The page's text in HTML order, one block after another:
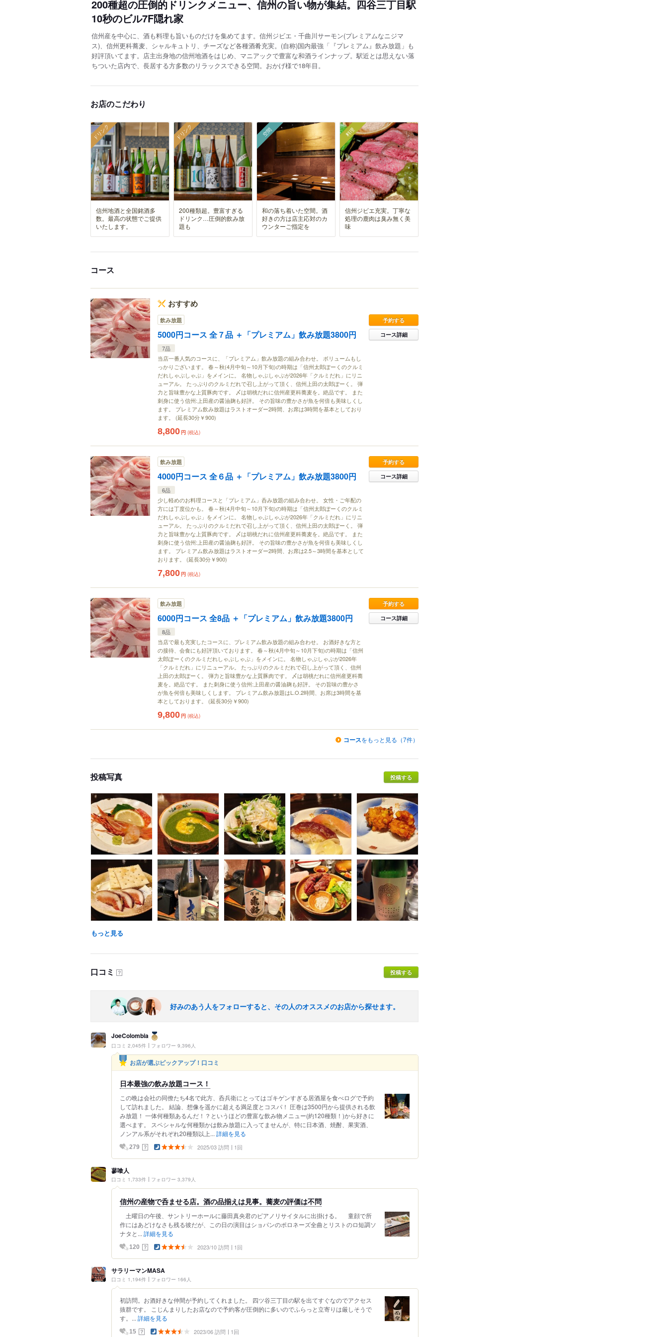
200種超の圧倒的ドリンクメニュー、信州の旨い物が集結。四谷三丁目駅
10秒のビル7F隠れ家
信州産を中心に、酒も料理も旨いものだけを集めてます。信州ジビエ・千曲川サーモン(プレミアムなニジマ
ス)、信州更科蕎麦、シャルキュトリ、チーズなど各種酒肴充実。(自称)国内最強「『プレミアム』飲み放題」も
好評頂いてます。店主出身地の信州地酒をはじめ、マニアックで豊富な和酒ラインナップ。駅近とは思えない落
ちついた店内で、長居する方多数のリラックスできる空間。おかげ様で18年目。
お店のこだわり
ドリンク
信州地酒と全国銘酒多
数。最高の状態でご提供
いたします。
ドリンク
200種類超。豊富すぎる
ドリンク…圧倒的飲み放
題も
空間
和の落ち着いた空間。酒
好きの方は店主応対のカ
ウンターご指定を
料理
信州ジビエ充実。丁寧な
処理の鹿肉は臭み無く美
味
コース
おすすめ
飲み放題
5000円コース 全７品 ＋「プレミアム」飲み放題3800円
7品
当店一番人気のコースに、「プレミアム」飲み放題の組み合わせ。 ボリュームもし
っかりございます。 春～秋(4月中旬～10月下旬)の時期は「信州太郎ぽーくのクルミ
だれしゃぶしゃぶ」をメインに。 名物しゃぶしゃぶが2026年「クルミだれ」にリニ
ューアル。 たっぷりのクルミだれで召し上がって頂く、信州上田の太郎ぽーく。 弾
力と旨味豊かな上質豚肉です。 〆は胡桃だれに信州産更科蕎麦を。絶品です。 また
刺身に使う信州:上田産の醤油麹も好評。 その旨味の豊かさが魚を何倍も美味しくし
ます。 プレミアム飲み放題はラストオーダー2時間、お席は3時間を基本としており
ます。 (延長30分￥900)
予約する
コース詳細
8,800 円 (税込)
飲み放題
4000円コース 全６品 ＋「プレミアム」飲み放題3800円
6品
少し軽めのお料理コースと「プレミアム」呑み放題の組み合わせ。 女性・ご年配の
方には丁度位かも。 春～秋(4月中旬～10月下旬)の時期は「信州太郎ぽーくのクルミ
だれしゃぶしゃぶ」をメインに。 名物しゃぶしゃぶが2026年「クルミだれ」にリニ
ューアル。 たっぷりのクルミだれで召し上がって頂く、信州上田の太郎ぽーく。 弾
力と旨味豊かな上質豚肉です。 〆は胡桃だれに信州産更科蕎麦を。絶品です。 また
刺身に使う信州:上田産の醤油麹も好評。 その旨味の豊かさが魚を何倍も美味しくし
ます。 プレミアム飲み放題はラストオーダー2時間、お席は2.5～3時間を基本として
おります。 (延長30分￥900)
予約する
コース詳細
7,800 円 (税込)
飲み放題
6000円コース 全8品 ＋「プレミアム」飲み放題3800円
8品
当店で最も充実したコースに、プレミアム飲み放題の組み合わせ。 お酒好きな方と
の接待、会食にも好評頂いております。 春～秋(4月中旬～10月下旬)の時期は「信州
太郎ぽーくのクルミだれしゃぶしゃぶ」をメインに。 名物しゃぶしゃぶが2026年
「クルミだれ」にリニューアル。 たっぷりのクルミだれで召し上がって頂く、信州
上田の太郎ぽーく。 弾力と旨味豊かな上質豚肉です。 〆は胡桃だれに信州産更科蕎
麦を。絶品です。 また刺身に使う信州:上田産の醤油麹も好評。 その旨味の豊かさ
が魚を何倍も美味しくします。 プレミアム飲み放題はL.O.2時間、お席は3時間を基
本としております。 (延長30分￥900)
予約する
コース詳細
9,800 円 (税込)
コースをもっと見る（7件）
投稿写真 投稿する
もっと見る
口コミ ？ 投稿する
好みのあう人をフォローすると、その人のオススメのお店から探せます。
JoeColombia
口コミ 2,045件 フォロワー 9,396人
お店が選ぶピックアップ！口コミ
日本最強の飲み放題コース！
この晩は会社の同僚たち4名で此方、呑兵衛にとってはゴキゲンすぎる居酒屋を食べログで予約
して訪れました。 結論、想像を遥かに超える満足度とコスパ！ 圧巻は3500円から提供される飲
み放題！ 一体何種類あるんだ！？というほどの豊富な飲み物メニュー(約120種類！)から好きに
選べます。 スペシャルな何種類かは飲み放題に入ってませんが、特に日本酒、焼酎、果実酒、
ノンアル系がそれぞれ20種類以上... 詳細を見る
279 ？ 2025/03 訪問 1回
蓼喰人
口コミ 1,733件 フォロワー 3,379人
信州の産物で呑ませる店。酒の品揃えは見事。蕎麦の評価は不問
土曜日の午後、サントリーホールに藤田真央君のピアノリサイタルに出掛ける。 童顔で所
作にはあどけなさも残る彼だが、この日の演目はショパンのポロネーズ全曲とリストのロ短調ソ
ナタと... 詳細を見る
120 ？ 2023/10 訪問 1回
サラリーマンMASA
口コミ 1,194件 フォロワー 166人
初訪問。お酒好きな仲間が予約してくれました。 四ツ谷三丁目の駅を出てすぐなのでアクセス
抜群です。 こじんまりしたお店なので予約客が圧倒的に多いのでふらっと立寄りは厳しそうで
す。... 詳細を見る
15 ？ 2023/06 訪問 1回